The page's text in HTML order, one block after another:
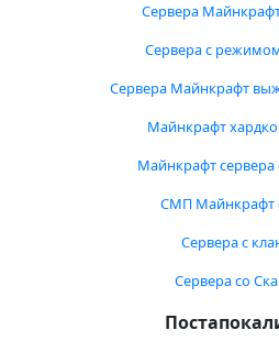
Сервера
Сервера с
Сервера Майнкрафт
Майнкрафт
Майнкрафт сервера
СМП Майнкрафт
Сервера с
Сервера со